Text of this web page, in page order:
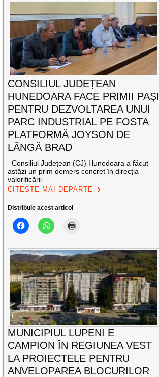
CONSILIUL JUDEȚEAN
HUNEDOARA FACE PRIMII PAȘI
PENTRU DEZVOLTAREA UNUI
PARC INDUSTRIAL PE FOSTA
PLATFORMĂ JOYSON DE
LÂNGĂ BRAD
Consiliul Județean (CJ) Hunedoara a făcut
astăzi un prim demers concret în direcția
valorificării
CITEȘTE MAI DEPARTE
Distribuie acest articol
MUNICIPIUL LUPENI E
CAMPION ÎN REGIUNEA VEST
LA PROIECTELE PENTRU
ANVELOPAREA BLOCURILOR